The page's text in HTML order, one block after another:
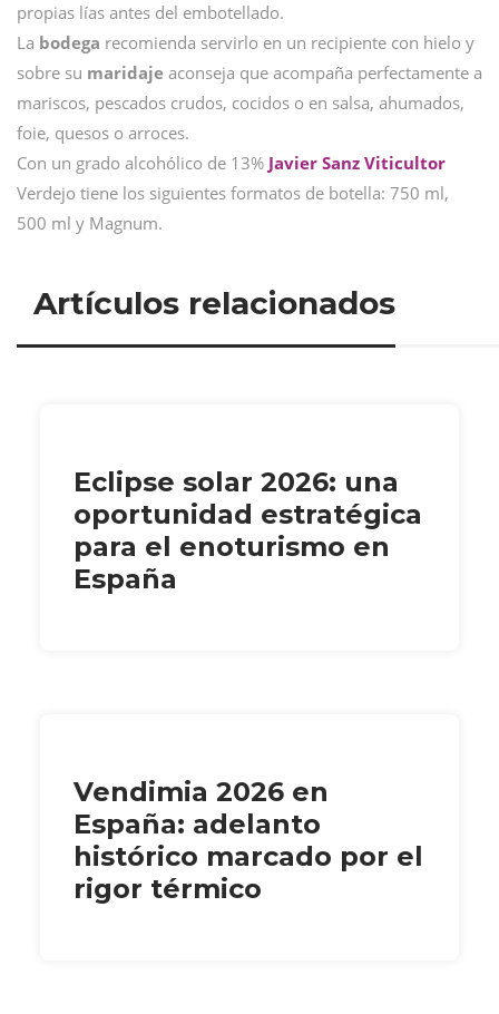
propias lías antes del embotellado.
La bodega recomienda servirlo en un recipiente con hielo y
sobre su maridaje aconseja que acompaña perfectamente a
mariscos, pescados crudos, cocidos o en salsa, ahumados,
foie, quesos o arroces.
Con un grado alcohólico de 13% Javier Sanz Viticultor
Verdejo tiene los siguientes formatos de botella: 750 ml,
500 ml y Magnum.
Artículos relacionados
Eclipse solar 2026: una
oportunidad estratégica
para el enoturismo en
España
Vendimia 2026 en
España: adelanto
histórico marcado por el
rigor térmico